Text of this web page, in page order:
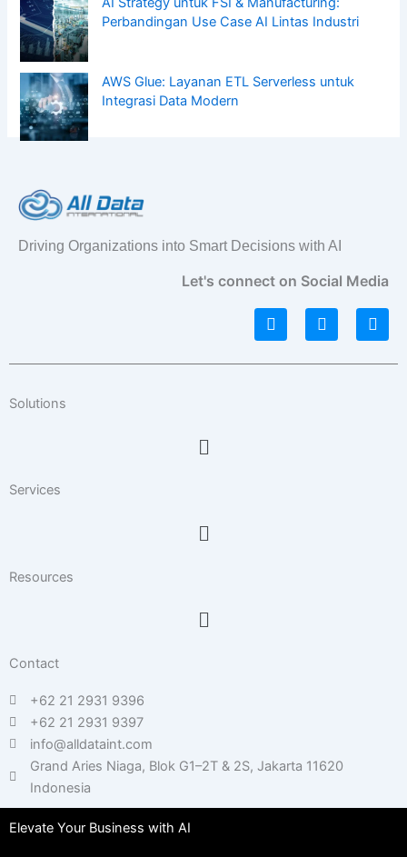
Perbandingan Use Case AI Lintas Industri
AWS Glue: Layanan ETL Serverless untuk
Integrasi Data Modern
Driving Organizations into Smart Decisions with AI
Let's connect on Social Media
L
i
k
I
n
t
F
a
e
Solutions
Menu
Services
Menu
Resources
Menu
Contact
+62 21 2931 9396
+62 21 2931 9397
info@alldataint.com
Grand Aries Niaga, Blok G1–2T & 2S, Jakarta 11620
Indonesia
Elevate Your Business with AI